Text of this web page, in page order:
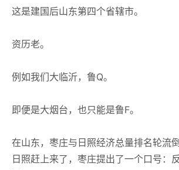
这是建国后山东第四个省辖市。
资历老。
例如我们大临沂，鲁Q。
即便是大烟台，也只能是鲁F。
在山东，枣庄与日照经济总量排名轮流
日照赶上来了，枣庄提出了一个口号：